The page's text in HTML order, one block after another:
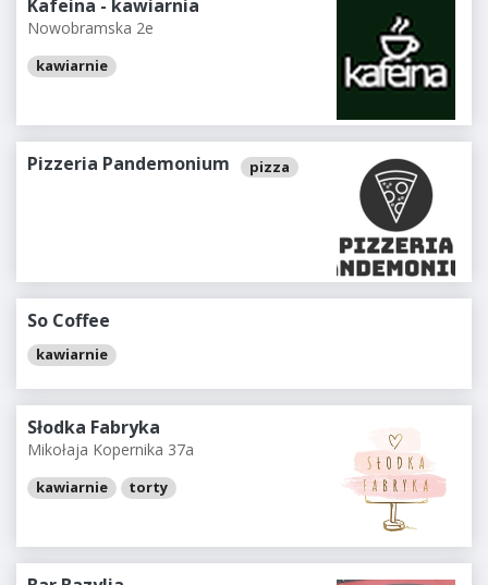
Kafeina - kawiarnia
Nowobramska 2e
kawiarnie
Pizzeria Pandemonium pizza
So Coffee
kawiarnie
Słodka Fabryka
Mikołaja Kopernika 37a
kawiarnie torty